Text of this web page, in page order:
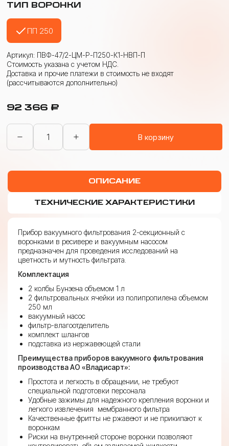
ТИП ВОРОНКИ
ПП 250
Артикул: ПВФ-47/2-ЦМ-Р-П250-К1-НВП-П
Стоимость указана с учетом НДС.
Доставка и прочие платежи в стоимость не входят
(рассчитываются дополнительно)
92 366 ₽
Количество
товара
ПВФ
на
и
мутность
на
подставке
с
вакуумным
насосом
В корзину
ОПИСАНИЕ
ТЕХНИЧЕСКИЕ ХАРАКТЕРИСТИКИ
Прибор вакуумного фильтрования 2-секционный с
воронками в ресивере и вакуумным насосом
предназначен для проведения исследований на
цветность и мутность фильтрата.
Комплектация
2 колбы Бунзена объемом 1 л
2 фильтровальных ячейки из полипропилена объемом
250 мл
вакуумный насос
фильтр-влагоотделитель
комплект шлангов
подставка из нержавеющей стали
Преимущества приборов вакуумного фильтрования
производства АО «Владисарт»:
Простота и легкость в обращении, не требуют
специальной подготовки персонала
Удобные зажимы для надежного крепления воронки и
легкого извлечения мембранного фильтра
Качественные фритты не ржавеют и не прикипают к
воронкам
Риски на внутренней стороне воронки позволяют